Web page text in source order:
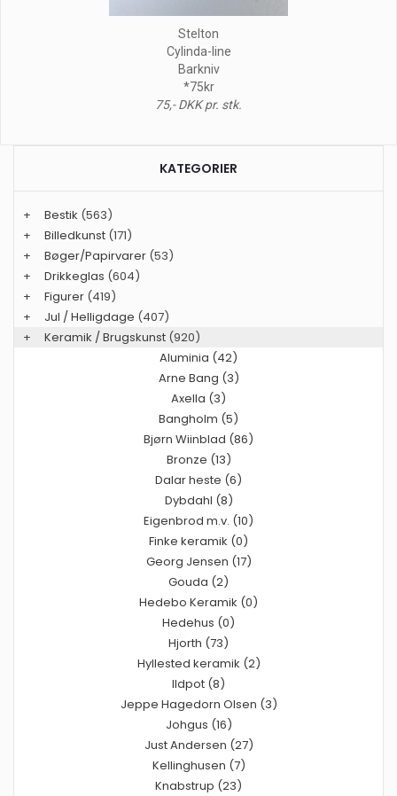
Stelton
Cylinda-line
Barkniv
*75kr
75,- DKK pr. stk.
KATEGORIER
+ Bestik (563)
+
Billedkunst (171)
+
Bøger/Papirvarer (53)
+
Drikkeglas (604)
+
Figurer (419)
+
Jul / Helligdage (407)
+
Keramik / Brugskunst (920)
Aluminia (42)
Arne Bang (3)
Axella (3)
Bangholm (5)
Bjørn Wiinblad (86)
Bronze (13)
Dalar heste (6)
Dybdahl (8)
Eigenbrod m.v. (10)
Finke keramik (0)
Georg Jensen (17)
Gouda (2)
Hedebo Keramik (0)
Hedehus (0)
Hjorth (73)
Hyllested keramik (2)
Ildpot (8)
Jeppe Hagedorn Olsen (3)
Johgus (16)
Just Andersen (27)
Kellinghusen (7)
Knabstrup (23)